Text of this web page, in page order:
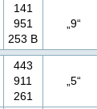
141
951
253 B
„9“
443
911
261
„5“